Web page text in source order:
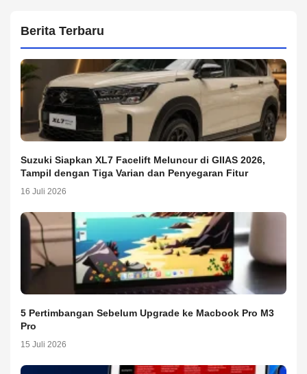
Berita Terbaru
Suzuki Siapkan XL7 Facelift Meluncur di GIIAS 2026,
Tampil dengan Tiga Varian dan Penyegaran Fitur
16 Juli 2026
5 Pertimbangan Sebelum Upgrade ke Macbook Pro M3
Pro
15 Juli 2026